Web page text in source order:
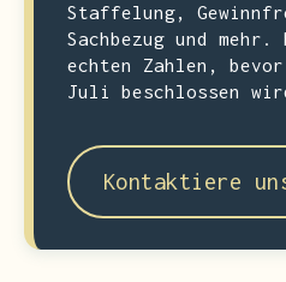
Staffelung,
Sachbezug und
echten Zahlen,
Juli beschlossen
Kontaktiere